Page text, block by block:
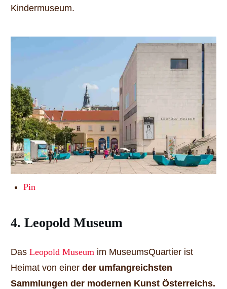
Kindermuseum.
Pin
4. Leopold Museum
Das Leopold Museum im MuseumsQuartier ist
Heimat von einer der umfangreichsten
Sammlungen der modernen Kunst Österreichs.